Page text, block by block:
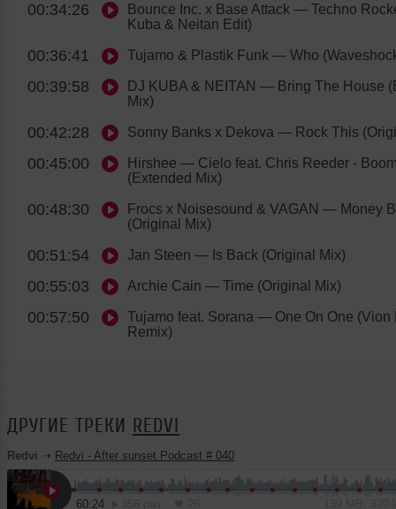
00:34:26 Bounce Inc. x Base Attack — Techno
Kuba & Neitan Edit)
00:36:41 Tujamo & Plastik Funk — Who
00:39:58 DJ KUBA & NEITAN — Bring The House
Mix)
00:42:28 Sonny Banks x Dekova — Rock This
00:45:00 Hirshee — Cielo feat. Chris Reeder -
(Extended Mix)
00:48:30 Frocs x Noisesound & VAGAN — Money
(Original Mix)
00:51:54 Jan Steen — Is Back (Original Mix)
00:55:03 Archie Cain — Time (Original Mix)
00:57:50 Tujamo feat. Sorana — One On One (Vion
Remix)
ДРУГИЕ ТРЕКИ REDVI
Redvi ➝ Redvi - After sunset Podcast # 040
60:24